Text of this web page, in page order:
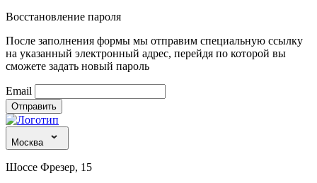
Восстановление пароля
После заполнения формы мы отправим специальную ссылку
на указанный электронный адрес, перейдя по которой вы
сможете задать новый пароль
Email
Отправить
Москва
Шоссе Фрезер, 15